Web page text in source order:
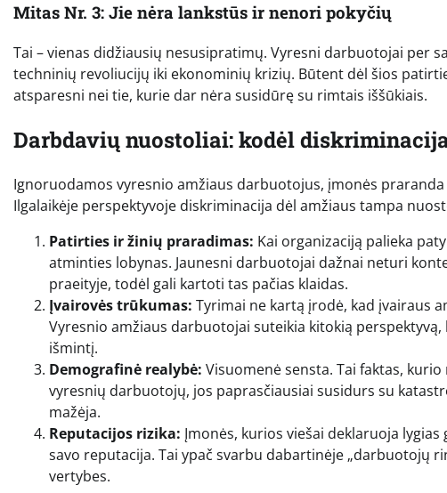
Mitas Nr. 3: Jie nėra lankstūs ir nenori pokyčių
Tai – vienas didžiausių nesusipratimų. Vyresni darbuotojai per
techninių revoliucijų iki ekonominių krizių. Būtent dėl šios
atsparesni nei tie, kurie dar nėra susidūrę su rimtais iššūkiais.
Darbdavių nuostoliai: kodėl
Ignoruodamos vyresnio amžiaus darbuotojus, įmonės
Ilgalaikėje perspektyvoje diskriminacija dėl amžiaus tampa
Patirties ir žinių praradimas: Kai organizaciją palieka
atminties lobynas. Jaunesni darbuotojai dažnai neturi
praeityje, todėl gali kartoti tas pačias klaidas.
Įvairovės trūkumas: Tyrimai ne kartą įrodė, kad įvairaus
Vyresnio amžiaus darbuotojai suteikia kitokią
išmintį.
Demografinė realybė: Visuomenė sensta. Tai faktas,
vyresnių darbuotojų, jos paprasčiausiai susidurs su
mažėja.
Reputacijos rizika: Įmonės, kurios viešai deklaruoja
savo reputacija. Tai ypač svarbu dabartinėje „darbuotojų
vertybes.